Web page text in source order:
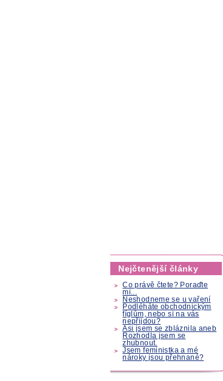
Nejčtenější články
Co právě čtete? Poraďte
mi...
Neshodneme se u vaření
Podléháte obchodnickým
fíglům, nebo si na vás
nepřijdou?
Asi jsem se zbláznila aneb
Rozhodla jsem se
zhubnout.
Jsem feministka a mé
nároky jsou přehnané?